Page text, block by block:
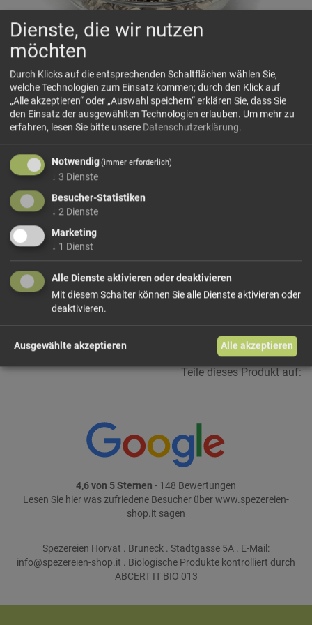
Löwenzahnwurzel
geschnitten
Dieses Produkt führen wir lose.
Variante!
In den Warenkorb
Teile dieses Produkt auf:
4,6 von 5 Sternen - 148 Bewertungen
Lesen Sie hierwas zufriedene Besucher über www.spezereien-
shop.it sagen
Spezereien Horvat . Bruneck . Stadtgasse 5A . E-Mail:
info@spezereien-shop.it . Biologische Produkte kontrolliert durch
ABCERT IT BIO 013
Dienste, die wir nutzen
möchten
Durch Klicks auf die entsprechenden Schaltflächen wählen Sie,
welche Technologien zum Einsatz kommen; durch den Klick auf
„Alle akzeptieren“ oder „Auswahl speichern“ erklären Sie, dass Sie
den Einsatz der ausgewählten Technologien erlauben. Um mehr zu
erfahren, lesen Sie bitte unsere Datenschutzerklärung.
Notwendig(immer erforderlich)
↓ 3 Dienste
Besucher-Statistiken
↓ 2 Dienste
Marketing
↓ 1 Dienst
Alle Dienste aktivieren oder deaktivieren
Mit diesem Schalter können Sie alle Dienste aktivieren oder
deaktivieren.
Ausgewählte akzeptieren Alle akzeptieren